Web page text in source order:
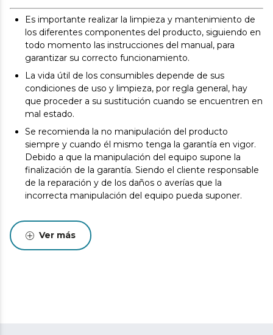
Es importante realizar la limpieza y mantenimiento de
los diferentes componentes del producto, siguiendo en
todo momento las instrucciones del manual, para
garantizar su correcto funcionamiento.
La vida útil de los consumibles depende de sus
condiciones de uso y limpieza, por regla general, hay
que proceder a su sustitución cuando se encuentren en
mal estado.
Se recomienda la no manipulación del producto
siempre y cuando él mismo tenga la garantía en vigor.
Debido a que la manipulación del equipo supone la
finalización de la garantía. Siendo el cliente responsable
de la reparación y de los daños o averías que la
incorrecta manipulación del equipo pueda suponer.
Ver más